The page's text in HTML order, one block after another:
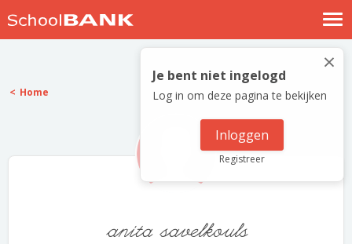
Nostalgische verhalen
Log in
Meld je gratis aan
×
Je bent niet ingelogd
Log in om deze pagina te bekijken
Inloggen
Registreer
Home
anita savelkouls